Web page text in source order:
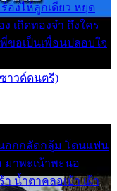
องไห้ลูกเดียว หยุด
เถิดทองจ๋า ถึงใคร
พี่ขอเป็นเพื่อนปลอบใจ
าวด์ดนตรี)
อกกลัดกลุ้ม โดนแฟน
มาพะเน้าพะนอ
า น้ำตาคลอเบ้า เฝ้า